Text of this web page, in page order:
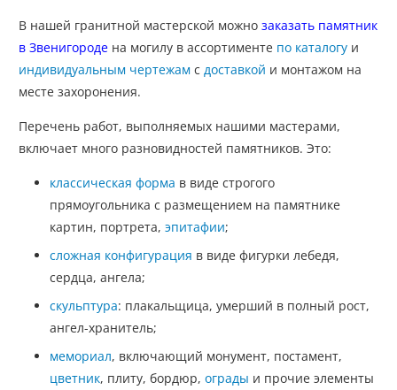
В нашей гранитной мастерской можно заказать памятник
в Звенигороде на могилу в ассортименте по каталогу и
индивидуальным чертежам с доставкой и монтажом на
месте захоронения.
Перечень работ, выполняемых нашими мастерами,
включает много разновидностей памятников. Это:
классическая форма в виде строгого
прямоугольника с размещением на памятнике
картин, портрета, эпитафии;
сложная конфигурация в виде фигурки лебедя,
сердца, ангела;
скульптура: плакальщица, умерший в полный рост,
ангел-хранитель;
мемориал, включающий монумент, постамент,
цветник, плиту, бордюр, ограды и прочие элементы